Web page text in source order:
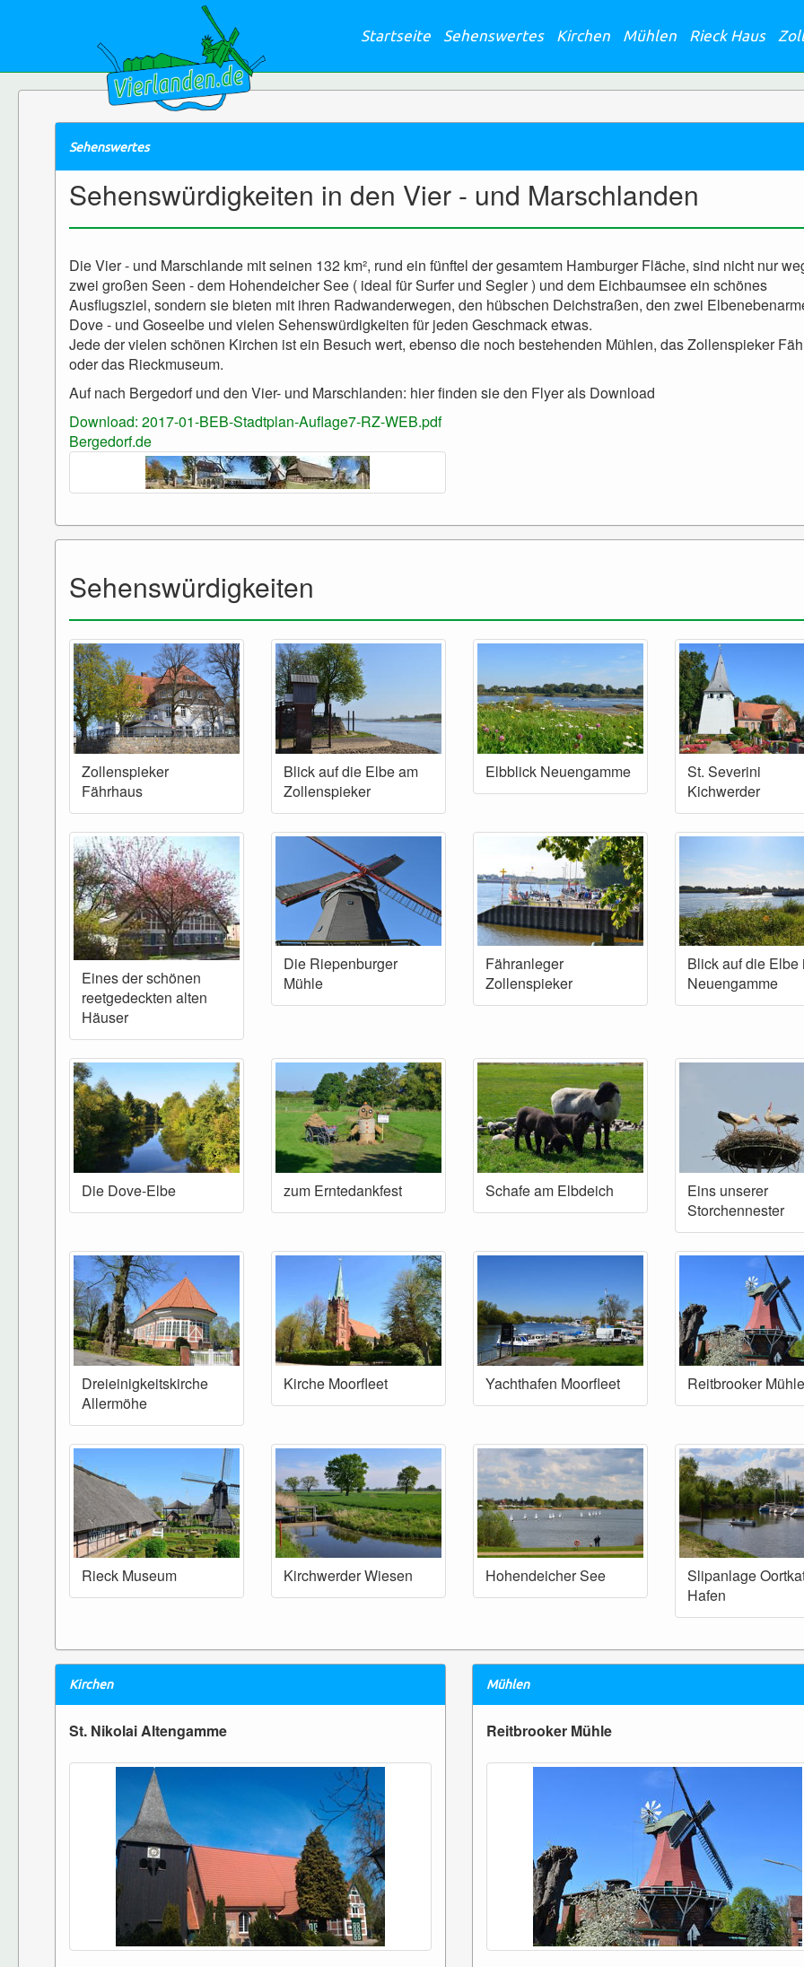
Startseite Sehenswertes Kirchen Mühlen Rieck Haus
Sehenswertes
Sehenswürdigkeiten in den Vier - und Marschlanden
Die Vier - und Marschlande mit seinen 132 km², rund ein fünftel der gesamtem Hamburger Fläche, sind nicht nur
zwei großen Seen - dem Hohendeicher See ( ideal für Surfer und Segler ) und dem Eichbaumsee ein schönes
Ausflugsziel, sondern sie bieten mit ihren Radwanderwegen, den hübschen Deichstraßen, den zwei
Dove - und Goseelbe und vielen Sehenswürdigkeiten für jeden Geschmack etwas.
Jede der vielen schönen Kirchen ist ein Besuch wert, ebenso die noch bestehenden Mühlen, das Zollenspieker
oder das Rieckmuseum.
Auf nach Bergedorf und den Vier- und Marschlanden: hier finden sie den Flyer als Download
Download: 2017-01-BEB-Stadtplan-Auflage7-RZ-WEB.pdf
Bergedorf.de
Sehenswürdigkeiten
Zollenspieker
Fährhaus
Blick auf die Elbe am
Zollenspieker
Elbblick Neuengamme
St. Severini
Kichwerder
Eines der schönen
reetgedeckten alten
Häuser
Die Riepenburger
Mühle
Fähranleger
Zollenspieker
Blick auf die Elbe
Neuengamme
Die Dove-Elbe zum Erntedankfest Schafe am Elbdeich
Eins unserer
Storchennester
Dreieinigkeitskirche
Allermöhe
Kirche Moorfleet Yachthafen Moorfleet Reitbrooker Mühle
Rieck Museum Kirchwerder Wiesen Hohendeicher See
Slipanlage
Hafen
Kirchen
St. Nikolai Altengamme
Mühlen
Reitbrooker Mühle